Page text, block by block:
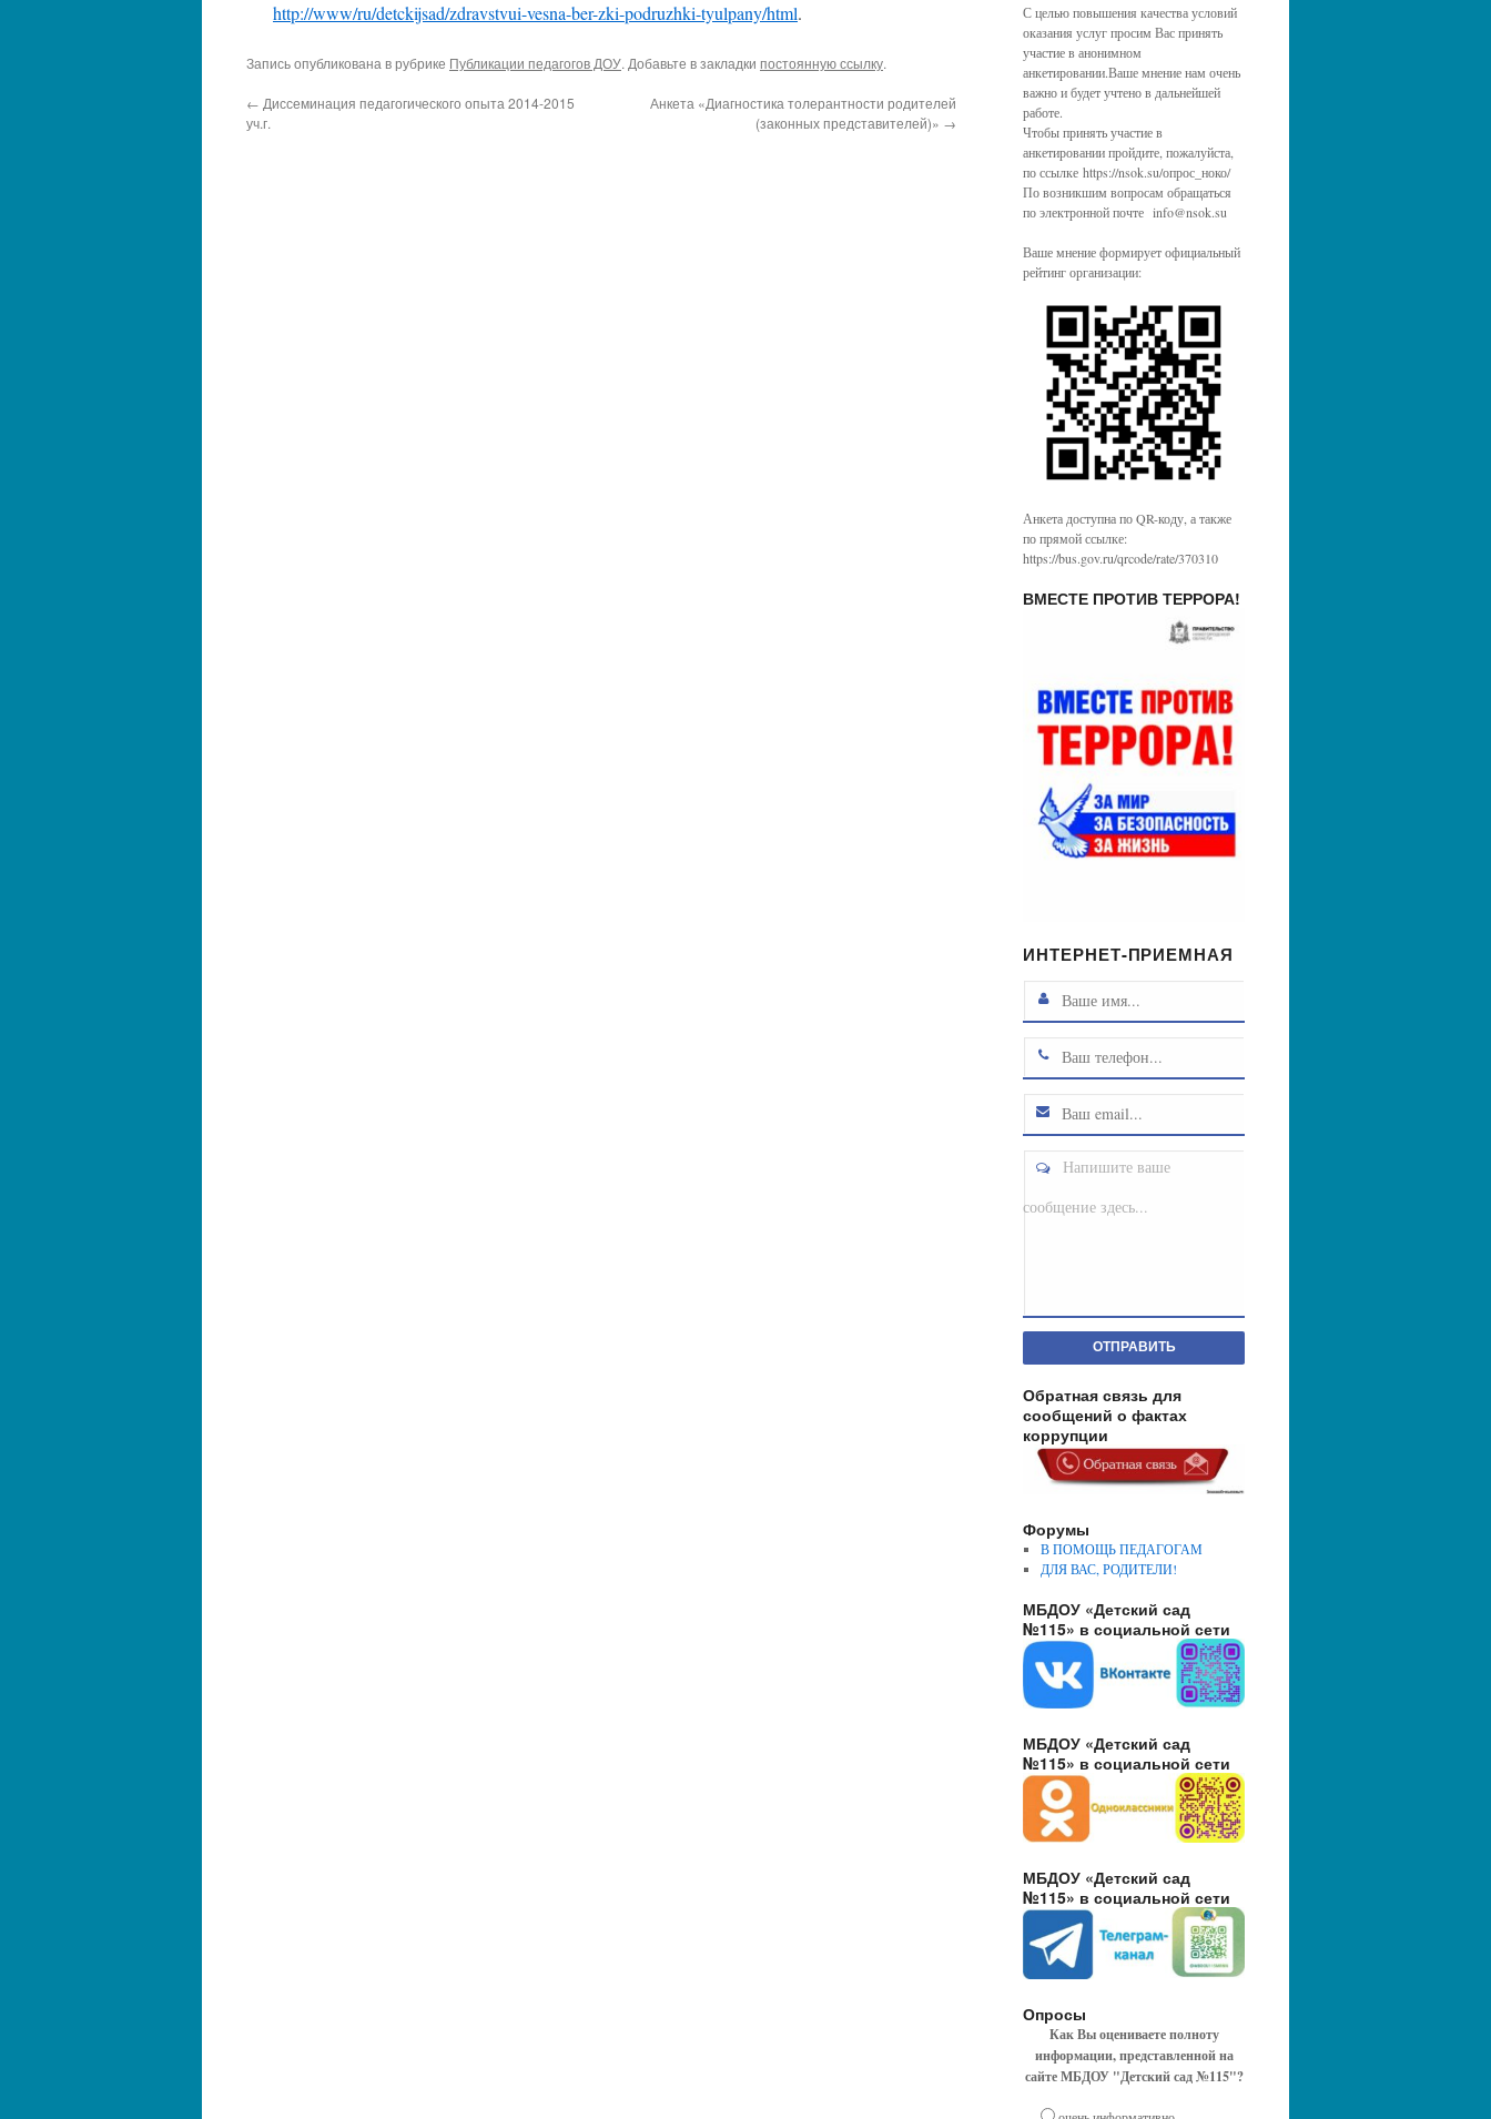
http://www/ru/detckijsad/zdravstvui-vesna-ber-zki-podruzhki-tyulpany/html.
Запись опубликована в рубрике Публикации педагогов ДОУ. Добавьте в закладки постоянную ссылку.
← Диссеминация педагогического опыта 2014-2015
уч.г.
Анкета «Диагностика толерантности родителей
(законных представителей)» →
С целью повышения качества условий
оказания услуг просим Вас принять
участие в анонимном
анкетировании.Ваше мнение нам очень
важно и будет учтено в дальнейшей
работе.
Чтобы принять участие в
анкетировании пройдите, пожалуйста,
по ссылке https://nsok.su/опрос_ноко/
По возникшим вопросам обращаться
по электронной почте info@nsok.su
Ваше мнение формирует официальный
рейтинг организации:
Анкета доступна по QR-коду, а также
по прямой ссылке:
https://bus.gov.ru/qrcode/rate/370310
ВМЕСТЕ ПРОТИВ ТЕРРОРА!
ИНТЕРНЕТ-ПРИЕМНАЯ
Напишите ваше
сообщение здесь...
ОТПРАВИТЬ
Обратная связь для
сообщений о фактах
коррупции
Форумы
В ПОМОЩЬ ПЕДАГОГАМ
ДЛЯ ВАС, РОДИТЕЛИ!
МБДОУ «Детский сад
№115» в социальной сети
МБДОУ «Детский сад
№115» в социальной сети
МБДОУ «Детский сад
№115» в социальной сети
Опросы
Как Вы оцениваете полноту
информации, представленной на
сайте МБДОУ "Детский сад №115"?